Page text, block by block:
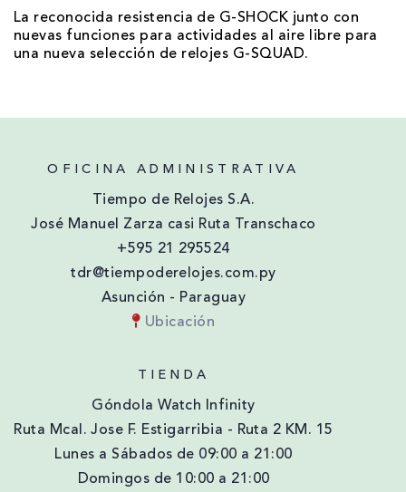
La reconocida resistencia de G-SHOCK junto con
nuevas funciones para actividades al aire libre para
una nueva selección de relojes G-SQUAD.
OFICINA ADMINISTRATIVA
Tiempo de Relojes S.A.
José Manuel Zarza casi Ruta Transchaco
+595 21 295524
tdr@tiempoderelojes.com.py
Asunción - Paraguay
Ubicación
TIENDA
Góndola Watch Infinity
Ruta Mcal. Jose F. Estigarribia - Ruta 2 KM. 15
Lunes a Sábados de 09:00 a 21:00
Domingos de 10:00 a 21:00